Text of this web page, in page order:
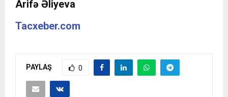
Arifə Əliyeva
Tacxeber.com
PAYLAŞ 0